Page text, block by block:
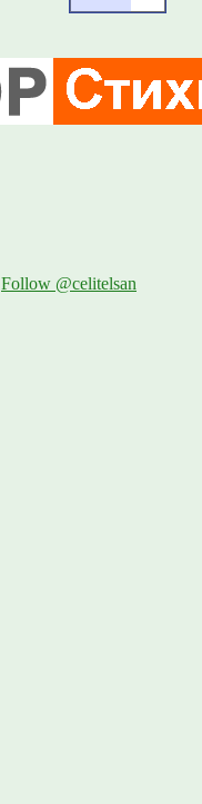
Follow @celitelsan